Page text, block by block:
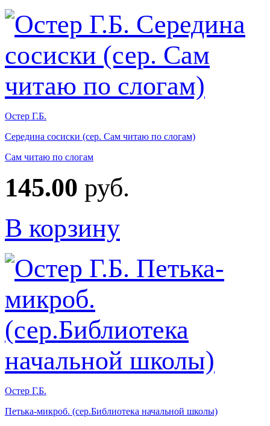
Остер Г.Б.
Середина сосиски (сер. Сам читаю по слогам)
Сам читаю по слогам
145.00 руб.
В корзину
Остер Г.Б.
Петька-микроб. (сер.Библиотека начальной школы)